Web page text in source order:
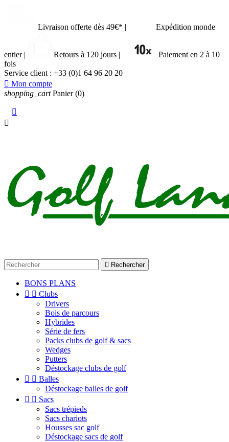
Livraison offerte dès 49€* | Expédition monde
entier | Retours à 120 jours |
Paiement en 2 à 10
fois
Service client : +33 (0)1 64 96 20 20
 Mon compte
shopping_cart Panier (0)


 Rechercher
BONS PLANS
  Clubs
Drivers
Bois de parcours
Hybrides
Série de fers
Packs clubs de golf & sacs
Wedges
Putters
Déstockage clubs de golf
  Balles
Déstockage balles de golf
  Sacs
Sacs trépieds
Sacs chariots
Housses sac golf
Déstockage sacs de golf